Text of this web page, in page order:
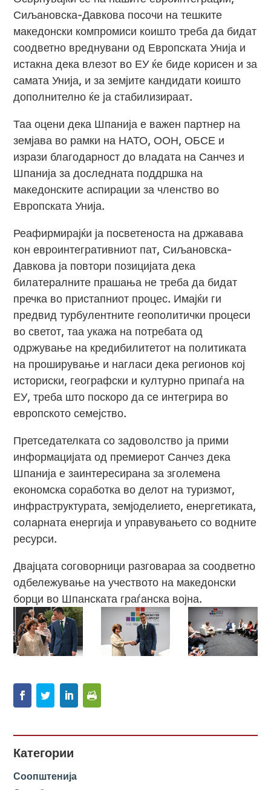
Сиљановска-Давкова посочи на тешките
македонски компромиси коишто треба да бидат
соодветно вреднувани од Европската Унија и
истакна дека влезот во ЕУ ќе биде корисен и за
самата Унија, и за земјите кандидати коишто
дополнително ќе ја стабилизираат.
Таа оцени дека Шпанија е важен партнер на
земјава во рамки на НАТО, ООН, ОБСЕ и
изрази благодарност до владата на Санчез и
Шпанија за доследната поддршка на
македонските аспирации за членство во
Европската Унија.
Реафирмирајќи ја посветеноста на државава
кон евроинтегративниот пат, Сиљановска-
Давкова ја повтори позицијата дека
билатералните прашања не треба да бидат
пречка во пристапниот процес. Имајќи ги
предвид турбулентните геополитички процеси
во светот, таа укажа на потребата од
одржување на кредибилитетот на политиката
на проширување и нагласи дека регионов кој
историски, географски и културно припаѓа на
ЕУ, треба што поскоро да се интегрира во
европското семејство.
Претседателката со задоволство ја прими
информацијата од премиерот Санчез дека
Шпанија е заинтересирана за зголемена
економска соработка во делот на туризмот,
инфраструктурата, земјоделието, енергетиката,
соларната енергија и управувањето со водните
ресурси.
Двајцата соговорници разговараа за соодветно
одбележување на учеството на македонски
борци во Шпанската граѓанска војна.
Категории
Соопштенија